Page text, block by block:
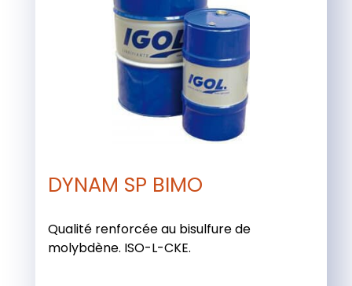
DYNAM SP BIMO
Qualité renforcée au bisulfure de
molybdène. ISO-L-CKE.